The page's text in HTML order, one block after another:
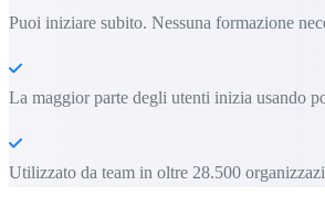
Puoi iniziare subito. Nessuna formazione
La maggior parte degli utenti inizia usando
Utilizzato da team in oltre 28.500